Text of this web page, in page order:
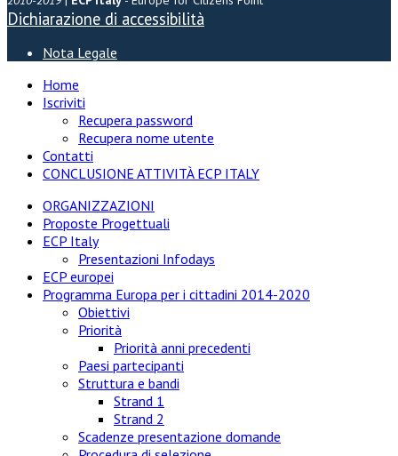
Dichiarazione di accessibilità
Nota Legale
Home
Iscriviti
Recupera password
Recupera nome utente
Contatti
CONCLUSIONE ATTIVITÀ ECP ITALY
ORGANIZZAZIONI
Proposte Progettuali
ECP Italy
Presentazioni Infodays
ECP europei
Programma Europa per i cittadini 2014-2020
Obiettivi
Priorità
Priorità anni precedenti
Paesi partecipanti
Struttura e bandi
Strand 1
Strand 2
Scadenze presentazione domande